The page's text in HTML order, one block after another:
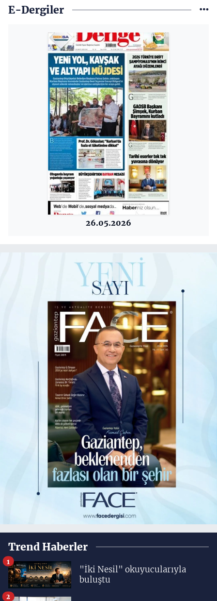
E-Dergiler
26.05.2026
Trend Haberler
"İki Nesil" okuyucularıyla
buluştu
1
2